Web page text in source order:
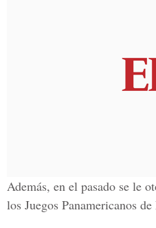
Además, en el pasado se le
los Juegos Panamericanos